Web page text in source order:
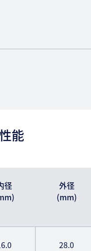
能
径
外径
(mm)
28.0